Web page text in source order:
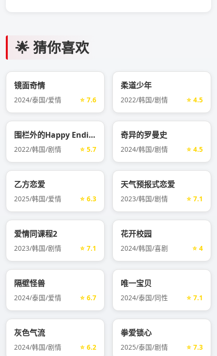
🌟 猜你喜欢
镜面奇情
2024/泰国/爱情 ⭐ 7.6
柔道少年
2022/韩国/剧情 ⭐ 4.5
围栏外的Happy Ending
2022/韩国/剧情 ⭐ 5.7
奇异的罗曼史
2024/韩国/剧情 ⭐ 4.5
乙方恋爱
2025/韩国/爱情 ⭐ 6.3
天气预报式恋爱
2023/韩国/剧情 ⭐ 7.1
爱情同课程2
2023/韩国/剧情 ⭐ 7.1
花开校园
2024/韩国/喜剧 ⭐ 4
隔壁怪兽
2024/泰国/爱情 ⭐ 6.7
唯一宝贝
2024/泰国/同性 ⭐ 7.1
灰色气流
2024/韩国/剧情 ⭐ 6.2
拳爱锁心
2025/泰国/剧情 ⭐ 7.3